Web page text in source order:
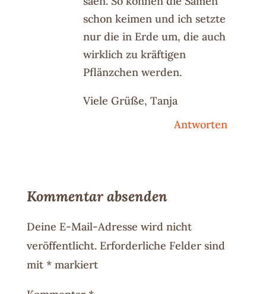
schon keimen und ich setzte
nur die in Erde um, die auch
wirklich zu kräftigen
Pflänzchen werden.
Viele Grüße, Tanja
Antworten
Kommentar absenden
Deine E-Mail-Adresse wird nicht
veröffentlicht. Erforderliche Felder sind
mit *markiert